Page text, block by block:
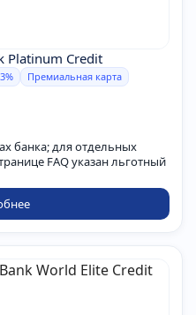
Platinum Credit
Премиальная карта
банка; для отдельных
FAQ указан льготный